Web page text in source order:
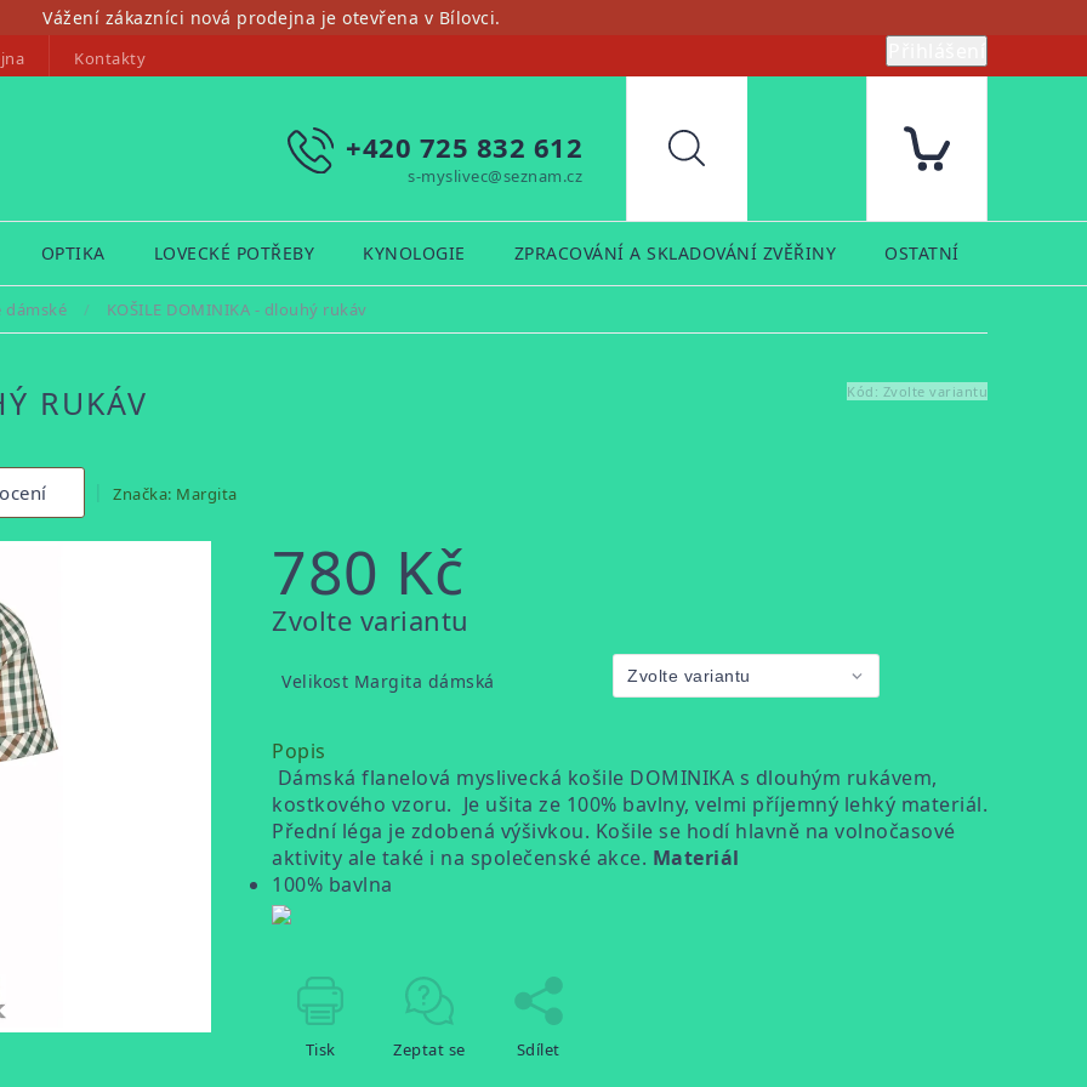
Vážení zákazníci nová prodejna je otevřena v Bílovci.
Kontakty
+420 725 832 612
s-myslivec@seznam.cz
Hledat
OPTIKA LOVECKÉ POTŘEBY KYNOLOGIE ZPRACOVÁNÍ A SKLADOVÁNÍ ZVĚŘINY OSTATNÍ
dámské / KOŠILE DOMINIKA - dlouhý rukáv
RUKÁV Kód: Zvolte variantu
Značka: Margita
780 Kč
Měrná
Zvolte variantu
Velikost Margita dámská
Popis
Dámská flanelová myslivecká košile DOMINIKA s dlouhým rukávem,
kostkového vzoru. Je ušita ze 100% bavlny, velmi příjemný lehký materiál.
Přední léga je zdobená výšivkou. Košile se hodí hlavně na volnočasové
aktivity ale také i na společenské akce. Materiál
100% bavlna
Tisk Zeptat se Sdílet